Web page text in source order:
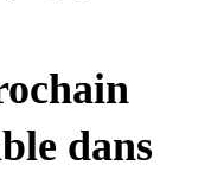
dans